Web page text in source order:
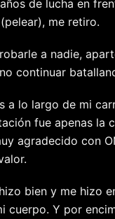
de lucha en
me retiro.
a nadie,
continuar
a lo largo de mi
fue apenas la
agradecido con
bien y me hizo
cuerpo. Y por